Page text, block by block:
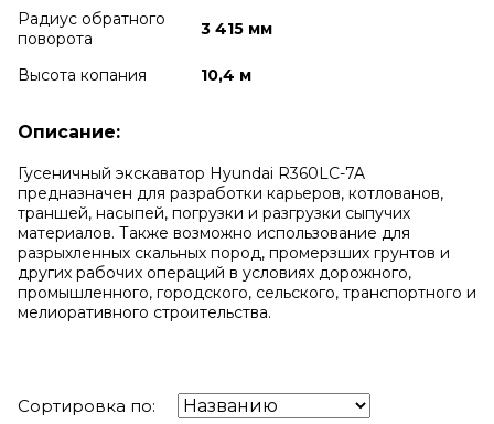
Радиус обратного
поворота
3 415 мм
Высота копания 10,4 м
Описание:
Гусеничный экскаватор Hyundai R360LC-7A
предназначен для разработки карьеров, котлованов,
траншей, насыпей, погрузки и разгрузки сыпучих
материалов. Также возможно использование для
разрыхленных скальных пород, промерзших грунтов и
других рабочих операций в условиях дорожного,
промышленного, городского, сельского, транспортного и
мелиоративного строительства.
Сортировка по: